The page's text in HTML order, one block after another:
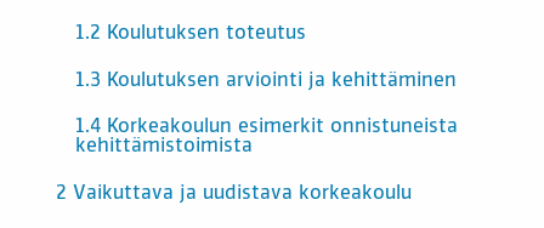
1.2 Koulutuksen toteutus
1.3 Koulutuksen arviointi ja kehittäminen
1.4 Korkeakoulun esimerkit onnistuneista
kehittämistoimista
2 Vaikuttava ja uudistava korkeakoulu